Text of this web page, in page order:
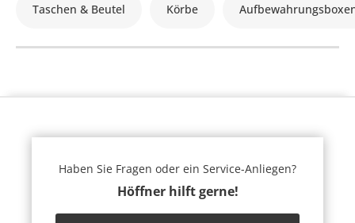
Taschen & Beutel Körbe
Haben Sie Fragen oder ein Service-Anliegen?
Höffner hilft gerne!